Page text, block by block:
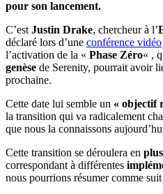
pour son lancement.
C’est Justin Drake, chercheur à l’
déclaré lors d’une conférence vidéo
l’activation de la « Phase Zéro« ,
genèse de Serenity, pourrait avoir
prochaine.
Cette date lui semble un « objectif
la transition qui va radicalement
que nous la connaissons
Cette transition se déroulera en
correspondant à différentes
nous pourrions résumercomme suit